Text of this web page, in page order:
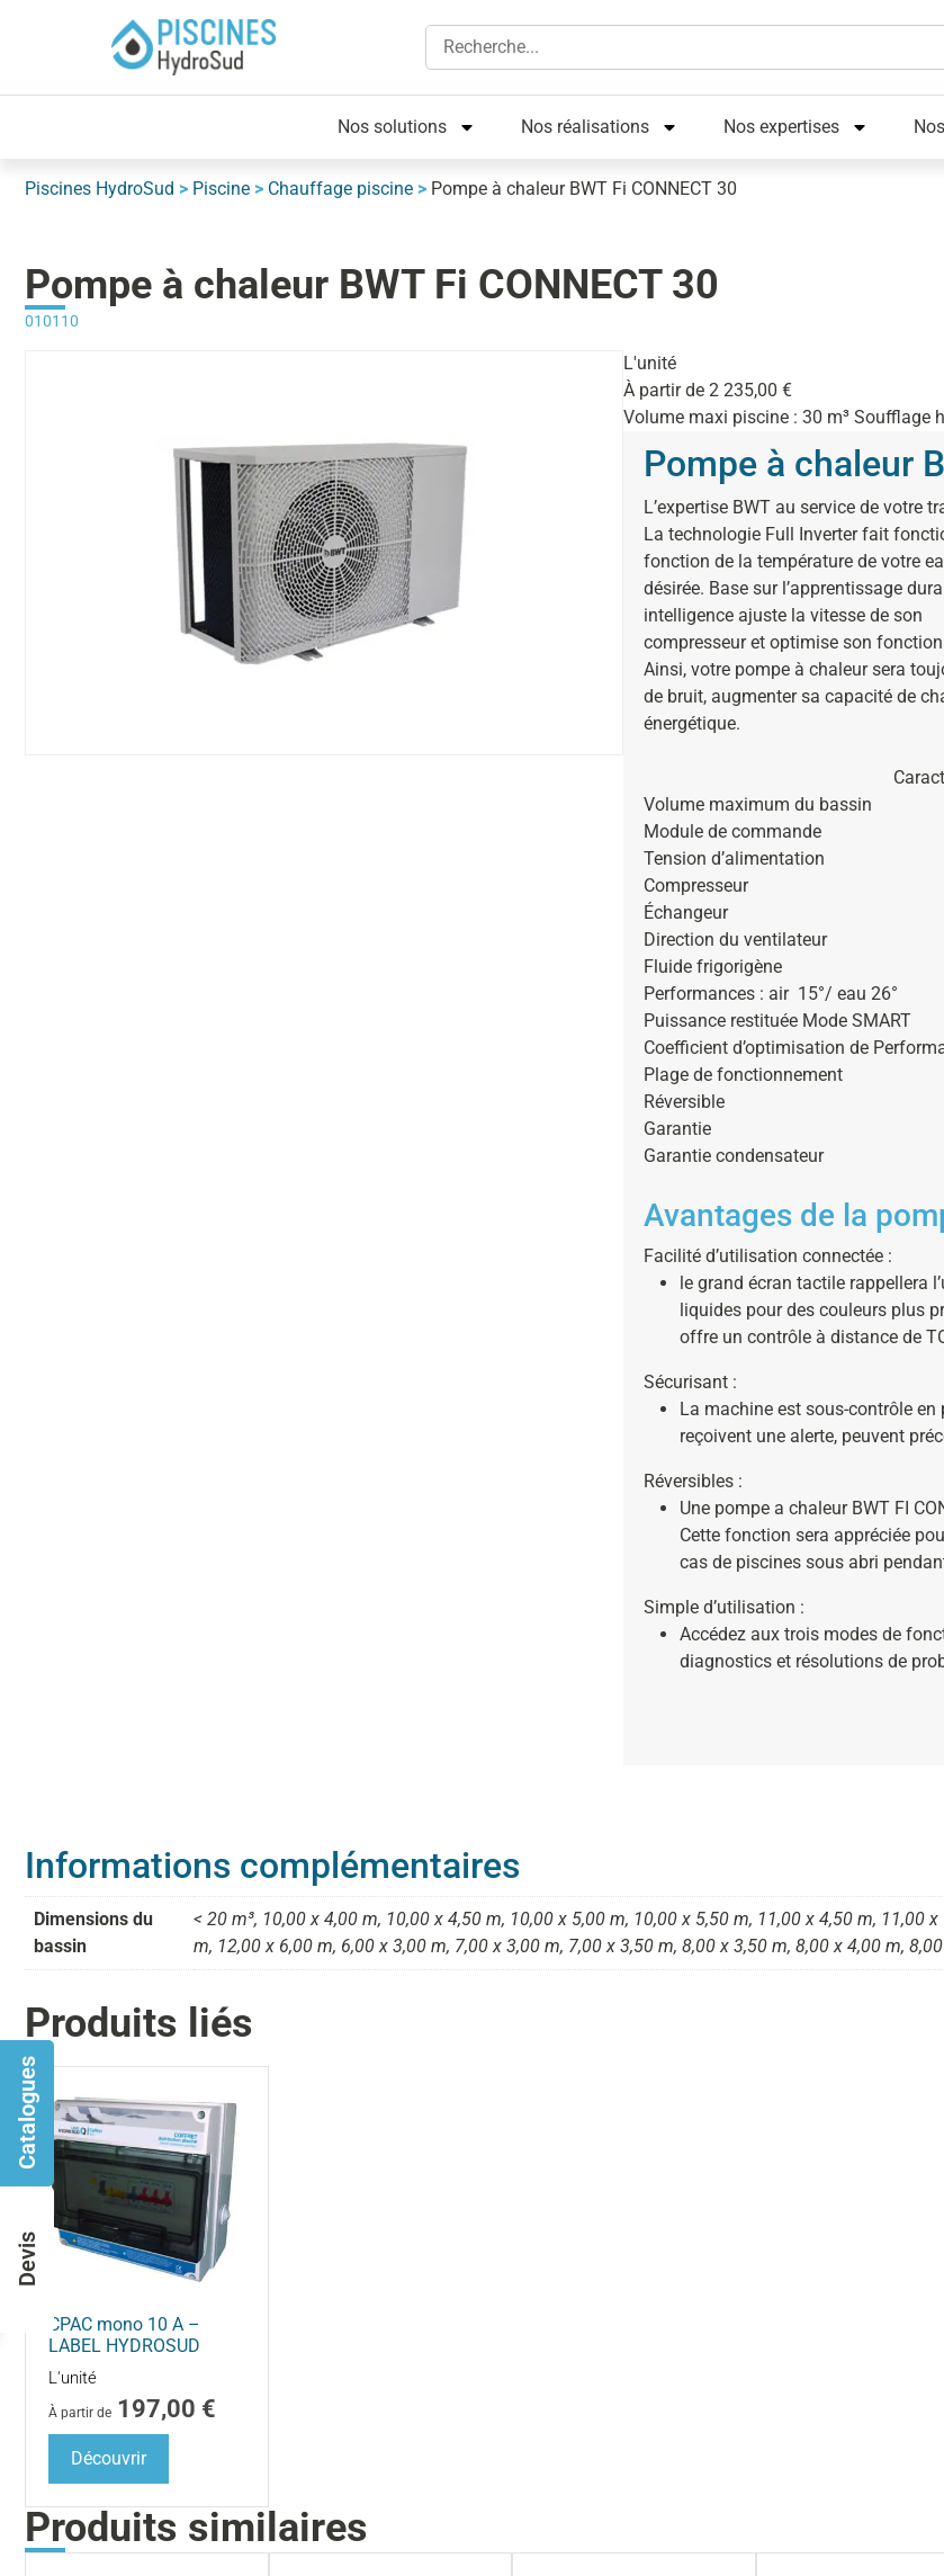
Catalogues
Devis
Nos solutions Nos réalisations Nos expertises
Piscines HydroSud > Piscine > Chauffage piscine > Pompe à chaleur BWT Fi CONNECT 30
Pompe à chaleur BWT Fi CONNECT 30
010110
L'unité
À partir de 2 235,00 €
Volume maxi piscine : 30 m³ Soufflage
Pompe à chaleur
L’expertise BWT au service de votre
La technologie Full Inverter fait
fonction de la température de votre
désirée. Base sur l’apprentissage
intelligence ajuste la vitesse de son
compresseur et optimise son
Ainsi, votre pompe à chaleur sera
de bruit, augmenter sa capacité de
énergétique.
Volume maximum du bassin
Module de commande
Tension d’alimentation
Compresseur
Échangeur
Direction du ventilateur
Fluide frigorigène
Performances : air 15°/ eau 26°
Puissance restituée Mode SMART
Coefficient d’optimisation de
Plage de fonctionnement
Réversible
Garantie
Garantie condensateur
Avantages de la
Facilité d’utilisation connectée :
le grand écran tactile rappellera
liquides pour des couleurs plus
offre un contrôle à distance de
Sécurisant :
La machine est sous-contrôle en
reçoivent une alerte, peuvent
Réversibles :
Une pompe a chaleur BWT FI
Cette fonction sera appréciée
cas de piscines sous abri
Simple d’utilisation :
Accédez aux trois modes de
diagnostics et résolutions de
Informations complémentaires
Dimensions du
bassin
< 20 m³, 10,00 x 4,00 m, 10,00 x 4,50 m, 10,00 x 5,00 m, 10,00 x 5,50 m, 11,00 x 4,50 m, 11,00
m, 12,00 x 6,00 m, 6,00 x 3,00 m, 7,00 x 3,00 m, 7,00 x 3,50 m, 8,00 x 3,50 m, 8,00 x 4,00 m,
Produits liés
CPAC mono 10 A –
LABEL HYDROSUD
L'unité
À partir de 197,00 €
Découvrir
Produits similaires